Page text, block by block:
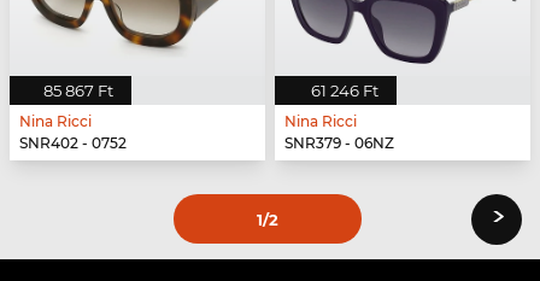
85 867 Ft
Nina Ricci
SNR402 - 0752
61 246 Ft
Nina Ricci
SNR379 - 06NZ
1/2 ›